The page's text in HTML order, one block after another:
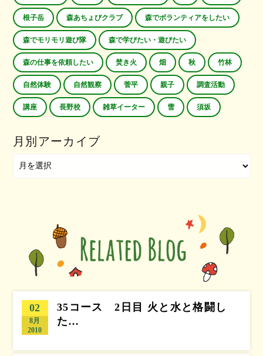
根子岳 森あちょびクラブ 森でボランティアをしたい
森でモリモリ遊び隊 森で学びたい・遊びたい
森の仕事を依頼したい 焚き火 畑 秋 竹林
自然体験 自然観察 菅平 親子 調査活動
講座 長野校 雑草イーター 雪 須坂
月別アーカイブ
02
8月
2010
35コース 2日目 火と水と格闘し
た…